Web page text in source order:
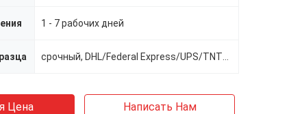
1 - 7 рабочих дней
Цена Написать Нам